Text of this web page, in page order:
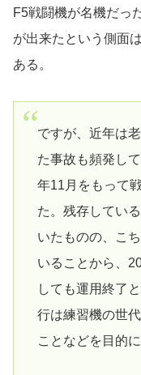
F5戦闘機が名機だっ
が出来たという側面
ある。
ですが、近年は
た事故も頻発し
年11月をもって
た。残存してい
いたものの、こ
いることから、
しても運用終了
行は練習機の世
ことなどを目的